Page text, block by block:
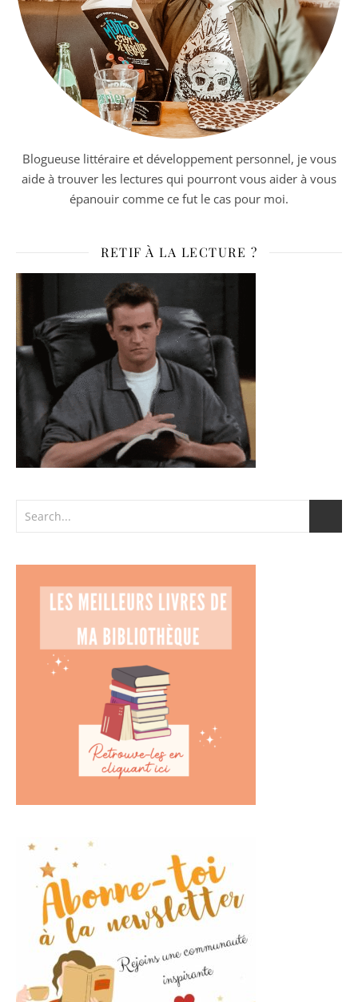
Blogueuse littéraire et développement personnel, je vous
aide à trouver les lectures qui pourront vous aider à vous
épanouir comme ce fut le cas pour moi.
RETIF À LA LECTURE ?